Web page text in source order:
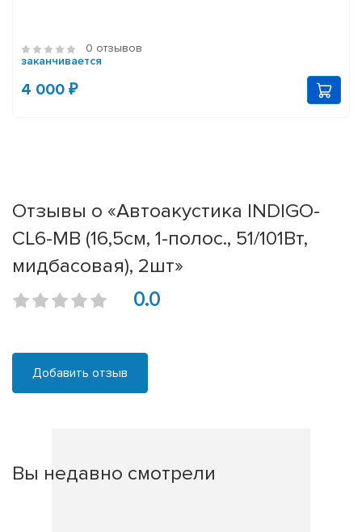
0 отзывов
заканчивается
4 000 ₽
Отзывы о «Автоакустика INDIGO-
CL6-MB (16,5см, 1-полос., 51/101Вт,
мидбасовая), 2шт»
0.0
Добавить отзыв
Вы недавно смотрели